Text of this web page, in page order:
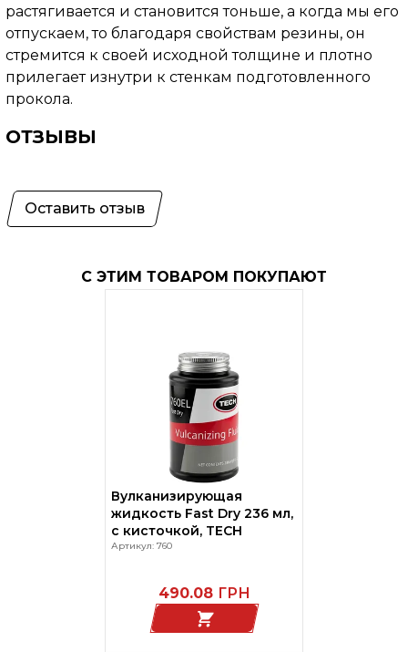
растягивается и становится тоньше, а когда мы его
отпускаем, то благодаря свойствам резины, он
стремится к своей исходной толщине и плотно
прилегает изнутри к стенкам подготовленного
прокола.
ОТЗЫВЫ
Оставить отзыв
С ЭТИМ ТОВАРОМ ПОКУПАЮТ
Вулканизирующая
жидкость Fast Dry 236 мл,
с кисточкой, TECH
Артикул: 760
490.08 ГРН